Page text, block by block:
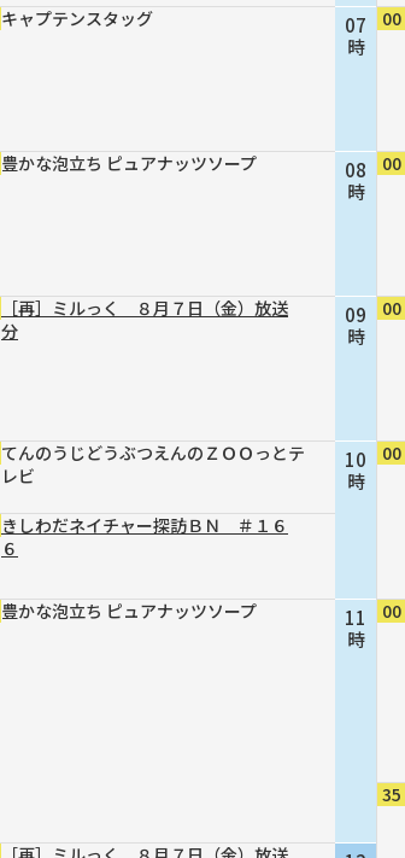
キャプテンスタッグ
豊かな泡立ち ピュアナッツソープ
［再］ミルっく ８月７日（金）放送
分
てんのうじどうぶつえんのＺＯＯっとテ
レビ
きしわだネイチャー探訪ＢＮ ＃１６
６
豊かな泡立ち ピュアナッツソープ
07
時
08
時
09
時
10
時
11
時
00
00
00
00
00
35